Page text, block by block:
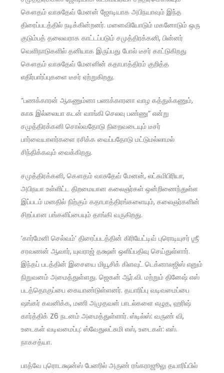
கௌதம் வாசுதேவ் மேனன் ஜோடியாக அபிநயாவும் இந்த
திரைப்படத்தில் நடிக்கின்றனர். மனைவியோடும் மகனோடும் ஒரு
குடும்பத் தலைவராக காட்டப்படும் சமுத்திரக்கனி, பின்னர்
வெளிநாடுகளில் தனியாக இருப்பது போல் டீசர் காட்டுகிறது
கௌதம் வாசுதேவ் மேனனின் கதாபாத்திரம் குறித்த
எதிர்பார்ப்புகளை டீசர் ஏற்றுகிறது.
“பணக்காரன் ஆகணும்னா பணக்காரனா வாழ கத்துக்கணும்,
காசு இல்லையா கடன் வாங்கி செலவு பண்ணு” என்று
சமுத்திரக்கனி சொல்வதோடு நிறைவடையும் டீசர்
பார்வையாளர்களை ரசிக்க வைப்பதோடு மட்டுமல்லாமல்
சிந்திக்கவும் வைக்கிறது.
சமுத்திரக்கனி, கௌதம் வாசுதேவ் மேனன், லட்சுமிபிரியா,
அபிநயா உள்ளிட்ட திறமையான கலைஞர்கள் ஒன்றிணைந்துள்ள
இப்படம் மனதில் நிற்கும் கதாபாத்திரங்களையும், கலைஞர்களின்
சிறப்பான பங்களிப்பையும் தாங்கி வருகிறது.
‘கார்மேனி செல்வம்’ திரைப்படத்தின் கிரியேட்டிவ் புரொடியுசர் ஶ்ரீ
சரவணன் ஆவார், யுவராஜ் தக்ஷன் ஒளிப்பதிவு செய்துள்ளார்.
இந்தப் படத்தின் இசையை மியூசிக் கிளவுட் டெக்னாலஜிஸ் எனும்
நிறுவனம் அமைத்துள்ளது. ஜெகன் ஆர்.வி. மற்றும் தினேஷ் எஸ்
படத்தொகுப்பை கையாண்டுள்ளனர். தயாரிப்பு வடிவமைப்பை
ஷங்கர் கவனிக்க, மணி அமுதவன் பாடல்களை எழுத, ஹரிஷ்
கார்த்திக் Z6 நடனம் அமைத்துள்ளார். ஸ்டில்ஸ்: வருண் வி,
உடைகள் வடிவமைப்பு: ஸ்வேதுலட்சுமி எஸ், உடைகள்: எஸ்.
நாகசத்யா.
பாத்வே புரொடக்ஷன்ஸ் பேனரில் அருண் ரங்கராஜூலு தயாரிப்பில்